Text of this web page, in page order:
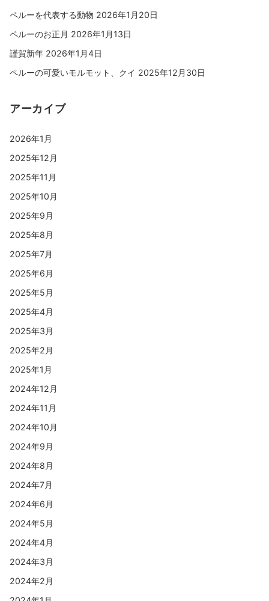
ペルーを代表する動物 2026年1月20日
ペルーのお正月 2026年1月13日
謹賀新年 2026年1月4日
ペルーの可愛いモルモット、クイ 2025年12月30日
アーカイブ
2026年1月
2025年12月
2025年11月
2025年10月
2025年9月
2025年8月
2025年7月
2025年6月
2025年5月
2025年4月
2025年3月
2025年2月
2025年1月
2024年12月
2024年11月
2024年10月
2024年9月
2024年8月
2024年7月
2024年6月
2024年5月
2024年4月
2024年3月
2024年2月